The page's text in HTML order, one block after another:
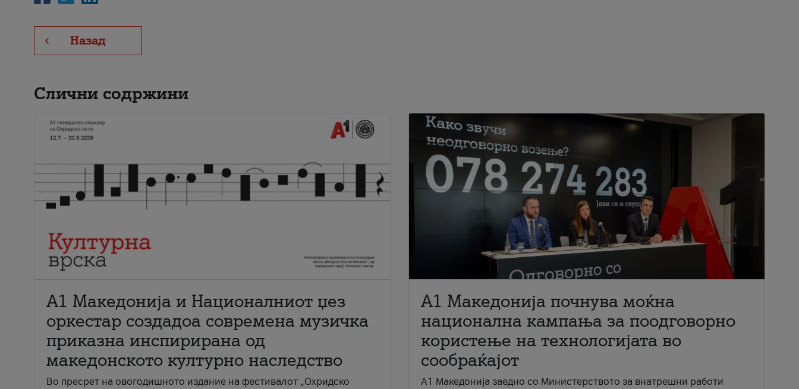
Назад
Слични содржини
А1 Македонија и Националниот џез
оркестар создадоа современа музичка
приказна инспирирана од
македонското културно наследство
Во пресрет на овогодишното издание на фестивалот „Охридско
A1 Македонија почнува моќна
национална кампања за поодговорно
користење на технологијата во
сообраќајот
A1 Македонија заедно со Министерството за внатрешни работи